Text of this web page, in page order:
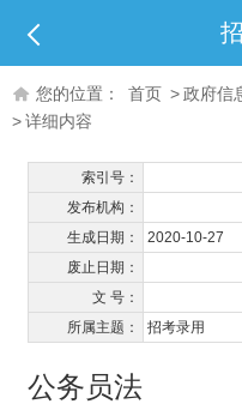
您的位置： 首页 >政府信
>详细内容
索引号：
发布机构：
生成日期：
2020-10-27
废止日期：
文 号：
所属主题：
招考录用
公务员法